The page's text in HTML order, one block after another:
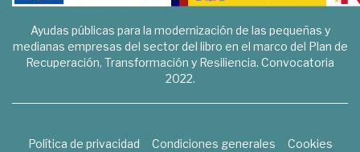
Ayudas públicas para la modernización de las pequeñas y
medianas empresas del sector del libro en el marco del Plan de
Recuperación, Transformación y Resiliencia. Convocatoria
2022.
Política de privacidad Condiciones generales
Cookies